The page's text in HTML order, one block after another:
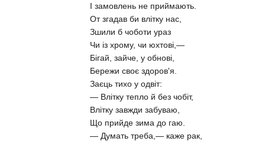
І замовлень не приймають.
От згадав би влітку нас,
Зшили б чоботи ураз
Чи із хрому, чи юхтові,—
Бігай, зайче, у обнові,
Бережи своє здоров'я.
Заєць тихо у одвіт:
— Влітку тепло й без чобіт,
Влітку завжди забуваю,
Що прийде зима до гаю.
— Думать треба,— каже рак,